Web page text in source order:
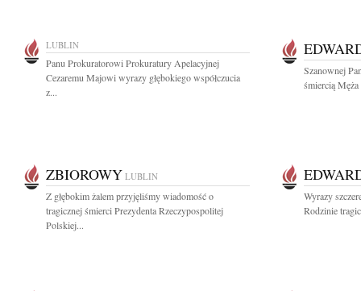
LUBLIN
Panu Prokuratorowi Prokuratury Apelacyjnej
Cezaremu Majowi wyrazy głębokiego współczucia
z...
Szanownej
śmiercią Męża
ZBIOROWY LUBLIN
Z głębokim żalem przyjęliśmy wiadomość o
tragicznej śmierci Prezydenta Rzeczypospolitej
Polskiej...
Wyrazy
Rodzinie